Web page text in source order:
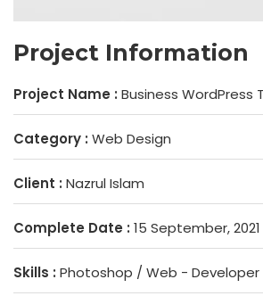
Project Information
Project Name : Business WordPress
Category : Web Design
Client : Nazrul Islam
Complete Date : 15 September, 2021
Skills : Photoshop / Web - Developer